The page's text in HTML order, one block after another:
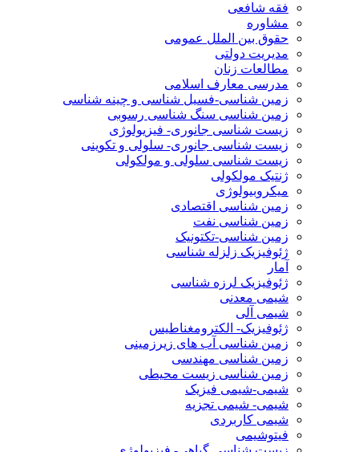
فقه شافعی
مشاوره
حقوق بین الملل عمومی
مدیریت دولتی
مطالعات زنان
مدرسی معارف اسلامی
زمین شناسی-فسیل شناسی و چینه شناسی
زمین شناسی سنگ شناسی رسوبی
زیست شناسی جانوری- فیزیولوژی
زیست شناسی جانوری- سلولی و تکوینی
زیست شناسی سلولی و مولکولی
ژنتیک مولکولی
میکروبیولوژی
زمین شناسی اقتصادی
زمین شناسی نفت
زمین شناسی-تکتونیک
ژئوفیزیک زلزله شناسی
آمار
ژئوفیزیک لرزه شناسی
شیمی معدنی
شیمی آلی
ژئوفیزیک- الکترومغناطیس
زمین شناسی آب های زیرزمینی
زمین شناسی مهندسی
زمین شناسی زیست محیطی
شیمی-شیمی فیزیک
شیمی- شیمی تجزیه
شیمی کاربردی
فیتوشیمی